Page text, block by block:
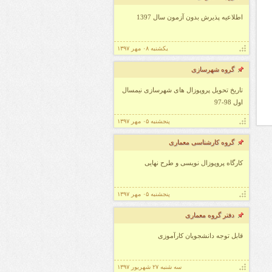
ارشد مهندسی عمران- سازه و مهندسی عمران-
طرح نهایی رشته شهرسازی (پیوسته و
شهرسازی (پیوسته- ناپیوسته) تحویل نهایی
دکتر صفائی
آموزش در بازه امتحانات
اطلاعیه پذیرش بدون آزمون سال 1397
یکشنبه ۰۸ مهر ۱۳۹۷
گروه شهرسازی
تاریخ تحویل پروپوزال های شهرسازی نیمسال
اول 98-97
پنجشنبه ۰۵ مهر ۱۳۹۷
گروه کارشناسی معماری
کارگاه پروپوزال نویسی و طرح نهایی
پنجشنبه ۰۵ مهر ۱۳۹۷
دفتر گروه معماری
قابل توجه دانشجویان کارآموزی
سه شنبه ۲۷ شهریور ۱۳۹۷